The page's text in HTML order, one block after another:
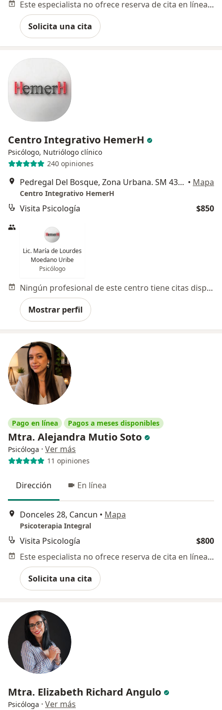
Este especialista no ofrece reserva de cita en línea en esta dirección.
Solicita una cita
Centro Integrativo HemerH
Psicólogo, Nutriólogo clínico
240 opiniones
Pedregal Del Bosque, Zona Urbana. SM 43, MZ 03, LT 06, Cancun • Mapa
Centro Integrativo HemerH
Visita Psicología $850
Lic. María de Lourdes
Moedano Uribe
Psicólogo
Ningún profesional de este centro tiene citas disponibles
Mostrar perfil
Pago en línea Pagos a meses disponibles
Mtra. Alejandra Mutio Soto
Psicóloga · Ver más
11 opiniones
Dirección En línea
Donceles 28, Cancun • Mapa
Psicoterapia Integral
Visita Psicología
$800
Este especialista no ofrece reserva de cita en línea en esta dirección.
Solicita una cita
Mtra. Elizabeth Richard Angulo
Psicóloga · Ver más